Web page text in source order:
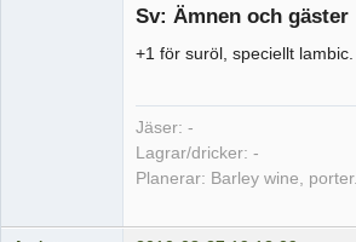
Sv: Ämnen och gäster
+1 för suröl, speciellt lambic.
Jäser: -
Lagrar/dricker: -
Planerar: Barley wine, porter.